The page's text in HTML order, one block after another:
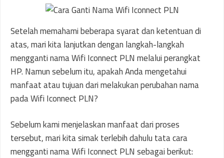
Setelah memahami beberapa syarat dan ketentuan di
atas, mari kita lanjutkan dengan langkah-langkah
mengganti nama Wifi Iconnect PLN melalui perangkat
HP. Namun sebelum itu, apakah Anda mengetahui
manfaat atau tujuan dari melakukan perubahan nama
pada Wifi Iconnect PLN?
Sebelum kami menjelaskan manfaat dari proses
tersebut, mari kita simak terlebih dahulu tata cara
mengganti nama Wifi Iconnect PLN sebagai berikut: